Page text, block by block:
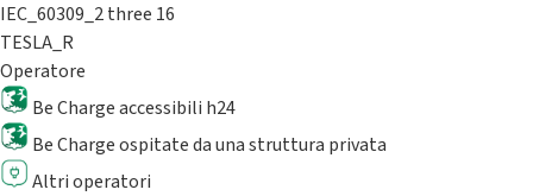
IEC_60309_2 three 16
TESLA_R
Operatore
Be Charge accessibili h24
Be Charge ospitate da una struttura privata
Altri operatori